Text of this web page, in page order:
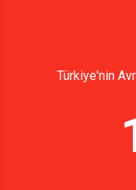
Türkiye'nin